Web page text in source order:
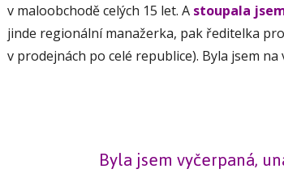
v maloobchodě celých 15 let. A stoupala
jinde regionální manažerka, pak ředitelka
v prodejnách po celé republice). Byla jsem
Byla jsem vyčerpaná,